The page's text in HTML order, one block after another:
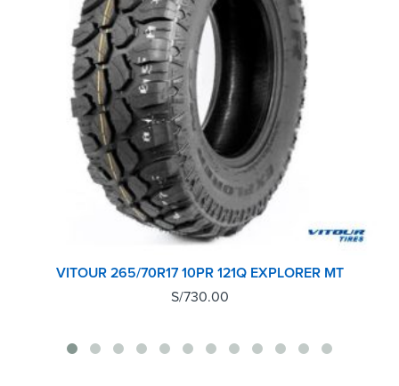
VITOUR 265/70R17 10PR 121Q EXPLORER MT
S/730.00